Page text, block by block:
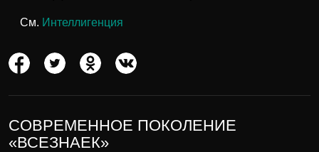
См. Интеллигенция
СОВРЕМЕННОЕ ПОКОЛЕНИЕ
«ВСЕЗНАЕК»